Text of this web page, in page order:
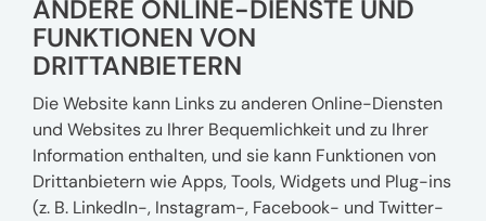
ANDERE ONLINE-DIENSTE UND
FUNKTIONEN VON
DRITTANBIETERN
Die Website kann Links zu anderen Online-Diensten
und Websites zu Ihrer Bequemlichkeit und zu Ihrer
Information enthalten, und sie kann Funktionen von
Drittanbietern wie Apps, Tools, Widgets und Plug-ins
(z. B. LinkedIn-, Instagram-, Facebook- und Twitter-